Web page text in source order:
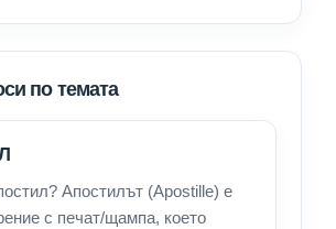
по темата
Апостилът (Apostille) е
с печат/щампа, което